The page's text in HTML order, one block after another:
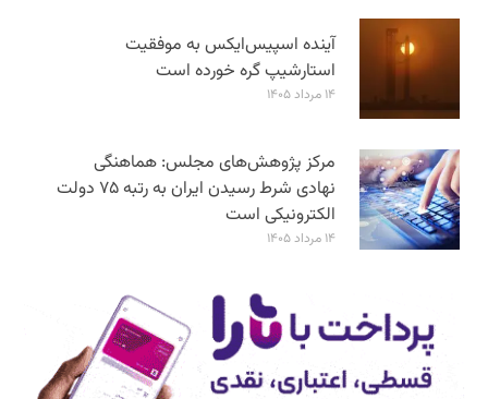
آینده اسپیس‌ایکس به موفقیت
استارشیپ گره خورده است
۱۴ مرداد ۱۴۰۵
مرکز پژوهش‌های مجلس: هماهنگی
نهادی شرط رسیدن ایران به رتبه ۷۵ دولت
الکترونیکی است
۱۴ مرداد ۱۴۰۵